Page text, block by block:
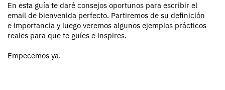
En esta guía te daré consejos oportunos para escribir el
email de bienvenida perfecto. Partiremos de su definición
e importancia y luego veremos algunos ejemplos prácticos
reales para que te guíes e inspires.
Empecemos ya.